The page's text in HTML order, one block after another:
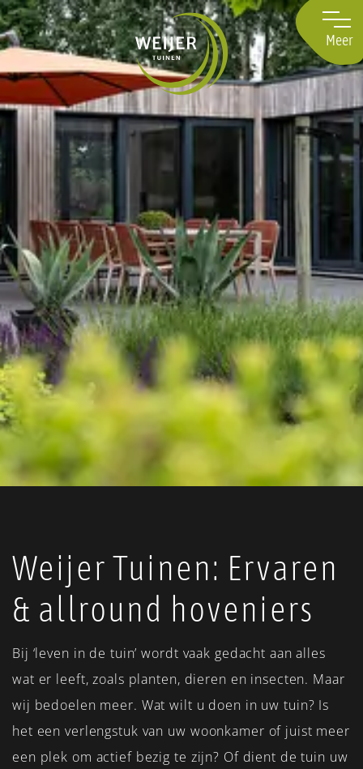
overslaan
Meer
Weijer Tuinen: Ervaren
& allround hoveniers
Bij ‘leven in de tuin’ wordt vaak gedacht aan alles
wat er leeft, zoals planten, dieren en insecten. Maar
wij bedoelen meer. Wat wilt u doen in uw tuin? Is
het een verlengstuk van uw woonkamer of juist meer
een plek om actief bezig te zijn? Of dient de tuin uw